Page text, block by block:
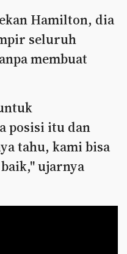
Hamilton, dia
seluruh
membuat
posisi itu dan
tahu, kami bisa
ujarnya